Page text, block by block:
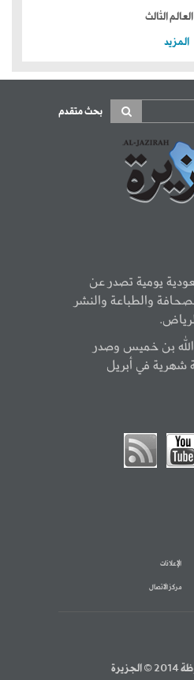
الثالث
المزيد
بحث متقدم
يومية تصدر عن
والطباعة والنشر
بن خميس وصدر
شهرية في أبريل
الإعلانات
مركز الاتصال